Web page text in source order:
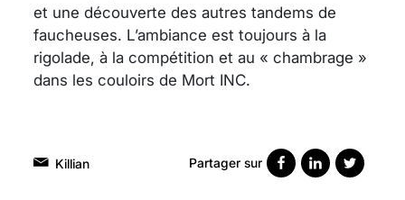
et une découverte des autres tandems de
faucheuses. L’ambiance est toujours à la
rigolade, à la compétition et au « chambrage »
dans les couloirs de Mort INC.
Killian Partager sur